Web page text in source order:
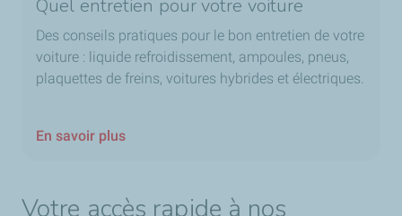
Quel entretien pour votre voiture
Des conseils pratiques pour le bon entretien de votre
voiture : liquide refroidissement, ampoules, pneus,
plaquettes de freins, voitures hybrides et électriques.
En savoir plus
Votre accès rapide à nos